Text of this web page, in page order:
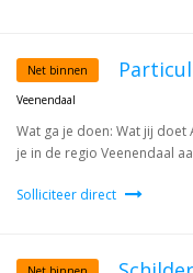
Net binnen
Veenendaal
Wat ga je doen: Wat jij doet
je in de regio Veenendaal
Solliciteer direct